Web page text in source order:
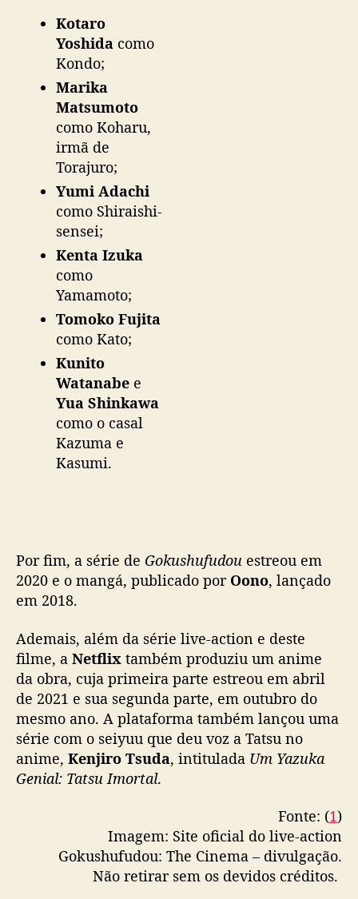
Kotaro
Yoshida como
Kondo;
Marika
Matsumoto
como Koharu,
irmã de
Torajuro;
Yumi Adachi
como Shiraishi-
sensei;
Kenta Izuka
como
Yamamoto;
Tomoko Fujita
como Kato;
Kunito
Watanabe e
Yua Shinkawa
como o casal
Kazuma e
Kasumi.
Por fim, a série de Gokushufudou estreou em
2020 e o mangá, publicado porOono, lançado
em 2018.
Ademais, além da série live-action e deste
filme, a Netflix também produziu um anime
da obra, cuja primeira parte estreou em abril
de 2021 e sua segunda parte, em outubro do
mesmo ano. A plataforma também lançou uma
série com o seiyuu que deu voz a Tatsu no
anime, Kenjiro Tsuda, intitulada Um Yazuka
Genial: Tatsu Imortal.
Fonte: (1)
Imagem: Site oficial do live-action
Gokushufudou: The Cinema – divulgação.
Não retirar sem os devidos créditos.